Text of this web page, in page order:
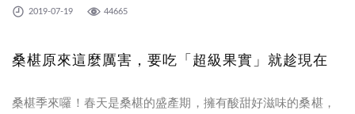
2019-07-19 44665
桑椹原來這麼厲害，要吃「超級果實」就趁現在
桑椹季來囉！春天是桑椹的盛產期，擁有酸甜好滋味的桑椹，